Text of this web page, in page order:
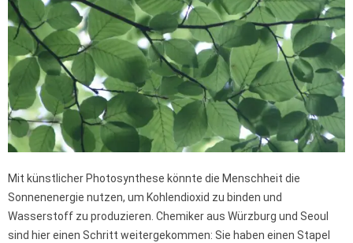
Mit künstlicher Photosynthese könnte die Menschheit die
Sonnenenergie nutzen, um Kohlendioxid zu binden und
Wasserstoff zu produzieren. Chemiker aus Würzburg und Seoul
sind hier einen Schritt weitergekommen: Sie haben einen Stapel